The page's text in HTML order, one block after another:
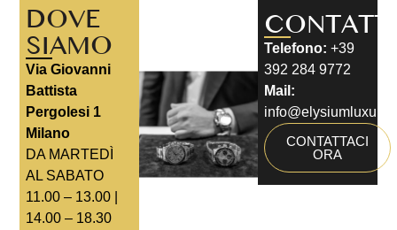
DOVE
SIAMO
Via Giovanni
Battista
Pergolesi 1
Milano
DA MARTEDÌ
AL SABATO
11.00 – 13.00 |
14.00 – 18.30
Telefono: +39
392 284 9772
Mail:
info@elysiumluxury.it
CONTATTACI
ORA